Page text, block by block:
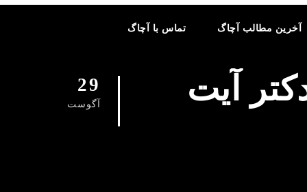
تماس با آچاگ آخرین مطالب آچاگ
29
آگوست آیت